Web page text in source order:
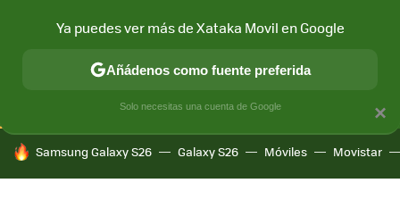
CONECTIVIDAD MÓVIL Y SOCIEDAD APLICACIONES
HOY SE HABLA DE
Samsung Galaxy S26 Galaxy S26 Móviles Movistar
×
Ya puedes ver más de Xataka Movil en Google
Añádenos como fuente preferida
Solo necesitas una cuenta de Google